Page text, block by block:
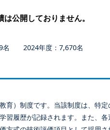
公開しておりません。
2024年度：7,670名
）制度です。当該制度は、特
履歴が記録されます。また、